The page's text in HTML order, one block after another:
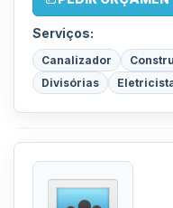
Serviços:
Canalizador
Divisórias